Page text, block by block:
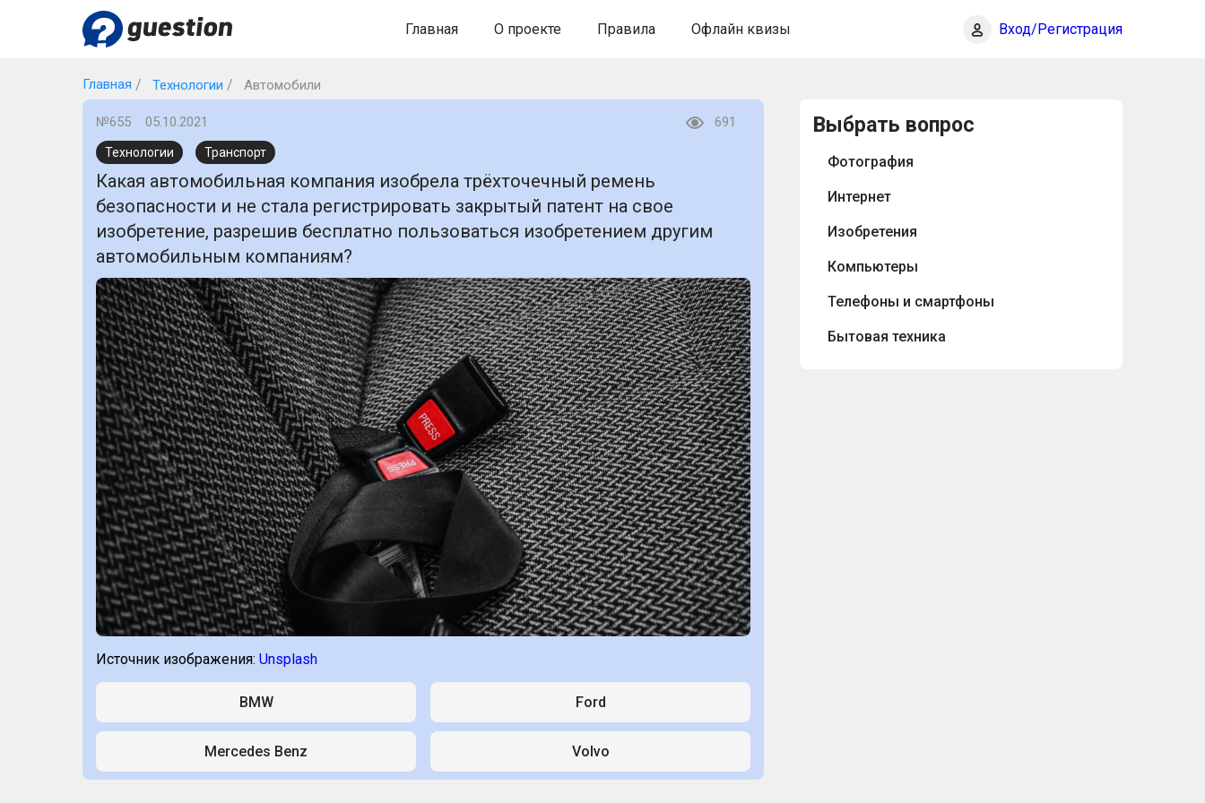
Главная О проекте Правила Офлайн квизы Вход/Регистрация
Главная Технологии Автомобили
№655 05.10.2021 691
Технологии Транспорт
Какая автомобильная компания изобрела трёхточечный ремень
безопасности и не стала регистрировать закрытый патент на свое
изобретение, разрешив бесплатно пользоваться изобретением другим
автомобильным компаниям?
Источник изображения: Unsplash
BMW Ford
Mercedes Benz Volvo
Выбрать вопрос
Фотография
Интернет
Изобретения
Компьютеры
Телефоны и смартфоны
Бытовая техника